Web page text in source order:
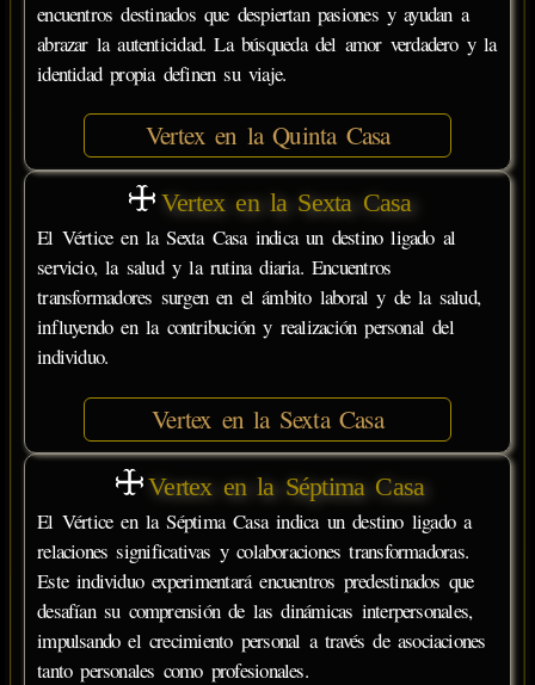
encuentros destinados que despiertan pasiones y ayudan a
abrazar la autenticidad. La búsqueda del amor verdadero y la
identidad propia definen su viaje.
Vertex en la Quinta Casa
Vertex en la Sexta Casa
El Vértice en la Sexta Casa indica un destino ligado al
servicio, la salud y la rutina diaria. Encuentros
transformadores surgen en el ámbito laboral y de la salud,
influyendo en la contribución y realización personal del
individuo.
Vertex en la Sexta Casa
Vertex en la Séptima Casa
El Vértice en la Séptima Casa indica un destino ligado a
relaciones significativas y colaboraciones transformadoras.
Este individuo experimentará encuentros predestinados que
desafían su comprensión de las dinámicas interpersonales,
impulsando el crecimiento personal a través de asociaciones
tanto personales como profesionales.